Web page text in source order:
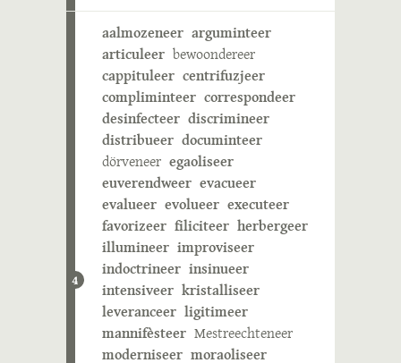
4
aalmozeneer arguminteer
articuleer bewoondereer
cappituleer centrifuzjeer
compliminteer correspondeer
desinfecteer discrimineer
distribueer documinteer
dörveneer egaoliseer
euverendweer evacueer
evalueer evolueer executeer
favorizeer filiciteer herbergeer
illumineer improviseer
indoctrineer insinueer
intensiveer kristalliseer
leveranceer ligitimeer
mannifèsteer Mestreechteneer
moderniseer moraoliseer